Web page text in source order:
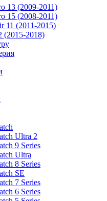
13 (2009-2011)
15 (2008-2011)
11 (2011-2015)
(2015-2018)
Ultra 2
9 Series
Ultra
8 Series
SE
7 Series
6 Series